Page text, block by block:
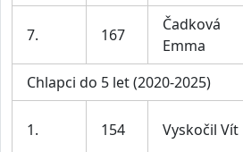
7. 167
Čadková
Emma
Chlapci do 5 let (2020-2025)
1. 154 Vyskočil Vít